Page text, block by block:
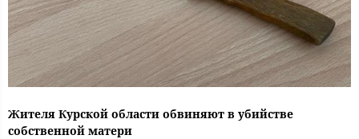
Жителя Курской области обвиняют в убийстве
собственной матери